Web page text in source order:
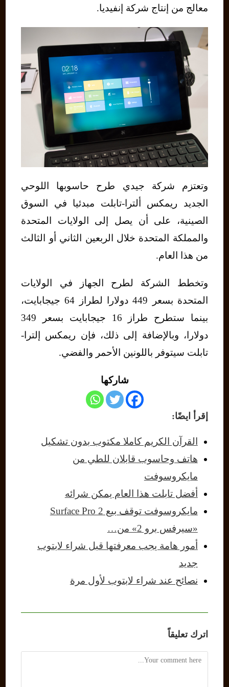
معالج من إنتاج شركة إنفيديا.
وتعتزم شركة جيدي طرح حاسوبها اللوحي
الجديد ريمكس ألترا-تابلت مبدئيا في السوق
الصينية، على أن يصل إلى الولايات المتحدة
والمملكة المتحدة خلال الربعين الثاني أو الثالث
من هذا العام.
وتخطط الشركة لطرح الجهاز في الولايات
المتحدة بسعر 449 دولارا لطراز 64 جيجابايت،
بينما ستطرح طراز 16 جيجابايت بسعر 349
دولارا، وبالإضافة إلى ذلك، فإن ريمكس إلترا-
تابلت سيتوفر باللونين الأحمر والفضي.
شاركها
إقرأ ايضًا:
القرآن الكريم كاملا مكتوب بدون تشكيل
هاتف وحاسوب قابلان للطي من
مايكروسوفت
أفضل تابلت هذا العام يمكن شرائه
مايكروسوفت توقف بيع Surface Pro 2
«سيرفس برو 2» من…
أمور هامة يجب معرفتها قبل شراء لابتوب
جديد
نصائح عند شراء لابتوب لأول مرة
اترك تعليقاً
Comment